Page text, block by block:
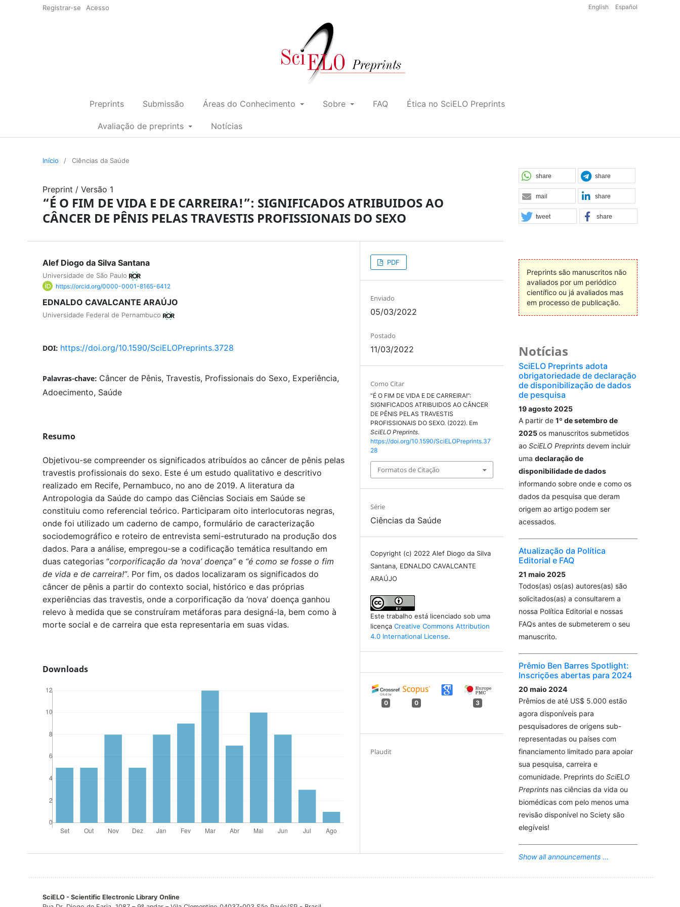
Registrar-se Acesso English Español
Preprints Submissão Áreas do Conhecimento Sobre FAQ Ética no SciELO Preprints
Avaliação de preprints Notícias
Início / Ciências da Saúde
Preprint / Versão 1
“É O FIM DE VIDA E DE CARREIRA!”: SIGNIFICADOS ATRIBUIDOS AO
CÂNCER DE PÊNIS PELAS TRAVESTIS PROFISSIONAIS DO SEXO
Alef Diogo da Silva Santana
Universidade de São Paulo
https://orcid.org/0000-0001-8165-6412
EDNALDO CAVALCANTE ARAÚJO
Universidade Federal de Pernambuco
DOI: https://doi.org/10.1590/SciELOPreprints.3728
Palavras-chave: Câncer de Pênis, Travestis, Profissionais do Sexo, Experiência,
Adoecimento, Saúde
Resumo
Objetivou-se compreender os significados atribuídos ao câncer de pênis pelas
travestis profissionais do sexo. Este é um estudo qualitativo e descritivo
realizado em Recife, Pernambuco, no ano de 2019. A literatura da
Antropologia da Saúde do campo das Ciências Sociais em Saúde se
constituiu como referencial teórico. Participaram oito interlocutoras negras,
onde foi utilizado um caderno de campo, formulário de caracterização
sociodemográfico e roteiro de entrevista semi-estruturado na produção dos
dados. Para a análise, empregou-se a codificação temática resultando em
duas categorias “corporificação da ‘nova’ doença” e“é como se fosse o fim
de vida e de carreira!”. Por fim, os dados localizaram os significados do
câncer de pênis a partir do contexto social, histórico e das próprias
experiências das travestis, onde a corporificação da ‘nova’ doença ganhou
relevo à medida que se construíram metáforas para designá-la, bem como à
morte social e de carreira que esta representaria em suas vidas.
Downloads
PDF
Enviado
05/03/2022
Postado
11/03/2022
Como Citar
“É O FIM DE VIDA E DE CARREIRA!”:
SIGNIFICADOS ATRIBUIDOS AO CÂNCER
DE PÊNIS PELAS TRAVESTIS
PROFISSIONAIS DO SEXO. (2022). Em
SciELO Preprints.
https://doi.org/10.1590/SciELOPreprints.37
28
Formatos de Citação
Série
Ciências da Saúde
Copyright (c) 2022 Alef Diogo da Silva
Santana, EDNALDO CAVALCANTE
ARAÚJO
Este trabalho está licenciado sob uma
licençaCreative Commons Attribution
4.0 International License.
0 0 3
Plaudit
share share
mail share
tweet share
Preprints são manuscritos não
avaliados por um periódico
científico ou já avaliados mas
em processo de publicação.
Notícias
SciELO Preprints adota
obrigatoriedade de declaração
de disponibilização de dados
de pesquisa
19 agosto 2025
A partir de 1º de setembro de
2025os manuscritos submetidos
ao SciELO Preprintsdevem incluir
uma declaração de
disponibilidade de dados
informando sobre onde e como os
dados da pesquisa que deram
origem ao artigo podem ser
acessados.
Atualização da Política
Editorial e FAQ
21 maio 2025
Todos(as) os(as) autores(as) são
solicitados(as) a consultarem a
nossa Política Editorial e nossas
FAQs antes de submeterem o seu
manuscrito.
Prêmio Ben Barres Spotlight:
Inscrições abertas para 2024
20 maio 2024
Prêmios de até US$ 5.000 estão
agora disponíveis para
pesquisadores de origens sub-
representadas ou países com
financiamento limitado para apoiar
sua pesquisa, carreira e
comunidade. Preprints do SciELO
Preprintsnas ciências da vida ou
biomédicas com pelo menos uma
revisão disponível no Sciety são
elegíveis!
Show all announcements ...
SciELO - Scientific Electronic Library Online